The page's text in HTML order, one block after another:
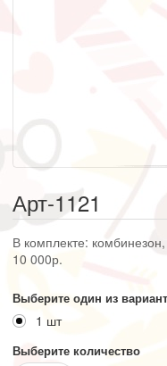
Арт-1121
В комплекте:
10 000р.
Выберите один из
1 шт
Выберите количество